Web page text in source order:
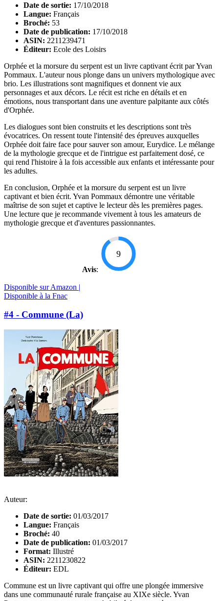
Date de sortie: 17/10/2018
Langue: Français
Broché: 53
Date de publication: 17/10/2018
ASIN: 2211239471
Éditeur: Ecole des Loisirs
Orphée et la morsure du serpent est un livre captivant écrit par Yvan
Pommaux. L'auteur nous plonge dans un univers mythologique avec
brio. Les illustrations sont magnifiques et donnent vie aux
personnages et aux décors. Le récit est riche en détails et en
émotions, nous transportant dans une aventure palpitante aux côtés
d'Orphée.
Les dialogues sont bien construits et les descriptions sont très
évocatrices. On ressent toute l'intensité des épreuves auxquelles
Orphée doit faire face pour sauver son amour, Eurydice. Le mélange
de la mythologie grecque et de l'intrigue est parfaitement dosé, ce
qui rend l'histoire à la fois accessible aux enfants et intéressante pour
les adultes.
En conclusion, Orphée et la morsure du serpent est un livre
captivant et bien écrit. Yvan Pommaux démontre une véritable
maîtrise de son sujet et captive le lecteur dès les premières pages.
Une lecture que je recommande vivement à tous les amateurs de
mythologie grecque et d'aventures passionnantes.
Avis:
9
Disponible sur Amazon |
Disponible à la Fnac
#4 - Commune (La)
Auteur:
Date de sortie: 01/03/2017
Langue: Français
Broché: 40
Date de publication: 01/03/2017
Format: Illustré
ASIN: 2211230822
Éditeur: EDL
Commune est un livre captivant qui offre une plongée immersive
dans une communauté rurale française au XIXe siècle. Yvan